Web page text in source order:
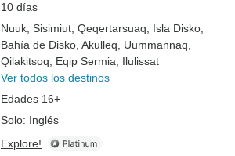
10 días
Nuuk , Sisimiut , Qeqertarsuaq , Isla Disko
Bahía de Disko , Akulleq , Uummannaq
Qilakitsoq , Eqip Sermia , Ilulissat
Ver todos los destinos
Edades 16+
Solo: Inglés
Explore!